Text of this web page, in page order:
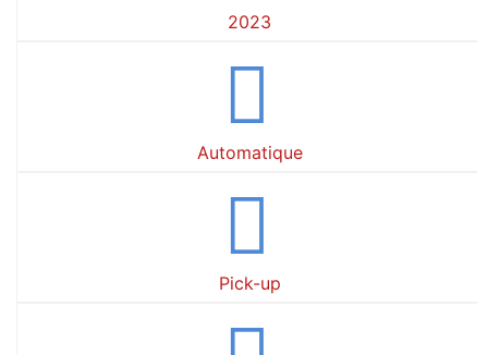
2023
Automatique
Pick-up